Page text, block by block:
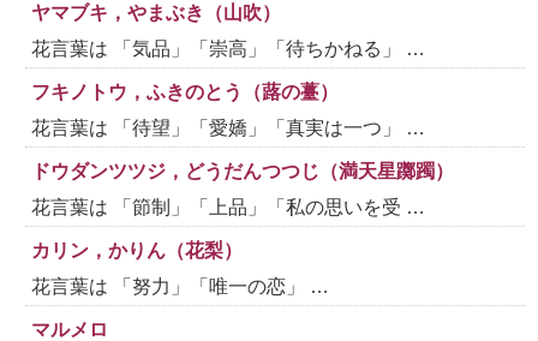
ヤマブキ，やまぶき（山吹）
花言葉は 「気品」「崇高」「待ちかねる」 …
フキノトウ，ふきのとう（蕗の薹）
花言葉は 「待望」「愛嬌」「真実は一つ」 …
ドウダンツツジ，どうだんつつじ（満天星躑躅）
花言葉は 「節制」「上品」「私の思いを受 …
カリン，かりん（花梨）
花言葉は 「努力」「唯一の恋」 …
マルメロ